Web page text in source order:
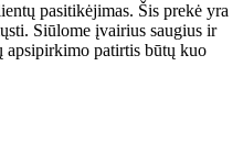
pasitikėjimas. Šis prekė yra
Siūlome įvairius saugius ir
apsipirkimo patirtis būtų kuo